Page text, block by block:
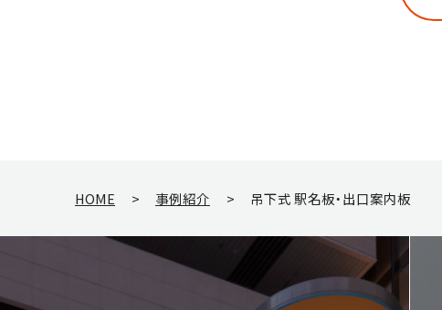
HOME > 事例紹介 > 吊下式 駅名板・出口案内板